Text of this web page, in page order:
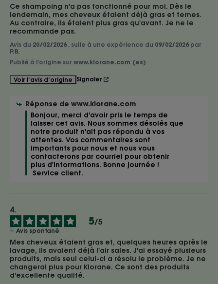
Ce shampoing n'a pas fonctionné pour moi. Dès le
lendemain, mes cheveux étaient déjà gras et ternes.
Au contraire, ils étaient plus gras qu'avant. Je ne le
recommande pas.
Avis du 20/02/2026 , suite à une expérience du 09/02/2026 par
P.B.
Publié à l'origine sur www.klorane.com (es)
Voir l’avis d’origine Signaler
Réponse de www.klorane.com
Bonjour, merci d'avoir pris le temps de
laisser cet avis. Nous sommes désolés que
notre produit n'ait pas répondu à vos
attentes. Vos commentaires sont
importants pour nous et nous vous
contacterons par courriel pour obtenir
plus d'informations. Bonne journée !
Service client.
5/5
Avis spontané
Mes cheveux étaient gras et, quelques heures après le
lavage, ils avaient déjà l'air sales. J'ai essayé plusieurs
produits, mais seul celui-ci a résolu le problème. Je ne
changerai plus pour Klorane. Ce sont des produits
d'excellente qualité.